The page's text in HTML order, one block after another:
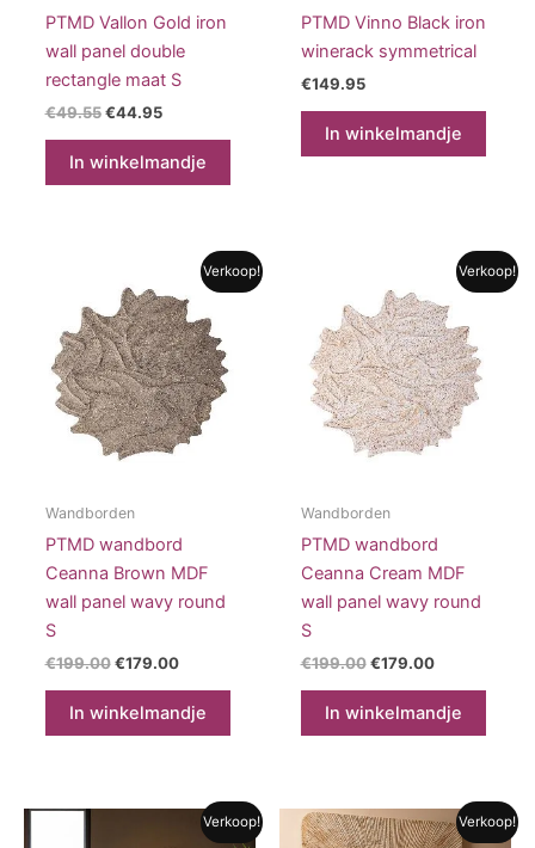
PTMD Vallon Gold iron
wall panel double
rectangle maat S
€49.55 Oorspronkelijke
was:
€49.55.
€44.95Huidige
€44.95.
In winkelmandje
PTMD Vinno Black iron
winerack symmetrical
€149.95
In winkelmandje
Verkoop!
Wandborden
PTMD wandbord
Ceanna Brown MDF
wall panel wavy round
S
€199.00 Oorspronkelijke
was:
€199.00.
€179.00Huidige
is:
€179.00.
In winkelmandje
Verkoop!
Wandborden
PTMD wandbord
Ceanna Cream MDF
wall panel wavy round
S
€199.00 Oorspronkelijke
was:
€199.00.
€179.00Huidige
is:
€179.00.
In winkelmandje
Verkoop! Verkoop!